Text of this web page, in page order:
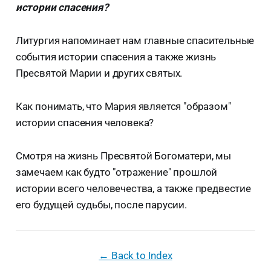
истории спасения?
Литургия напоминает нам главные спасительные
события истории спасения а также жизнь
Пресвятой Марии и других святых.
Как понимать, что Мария является "образом"
истории спасения человека?
Смотря на жизнь Пресвятой Богоматери, мы
замечаем как будто "отражение" прошлой
истории всего человечества, а также предвестие
его будущей судьбы, после парусии.
← Back to Index